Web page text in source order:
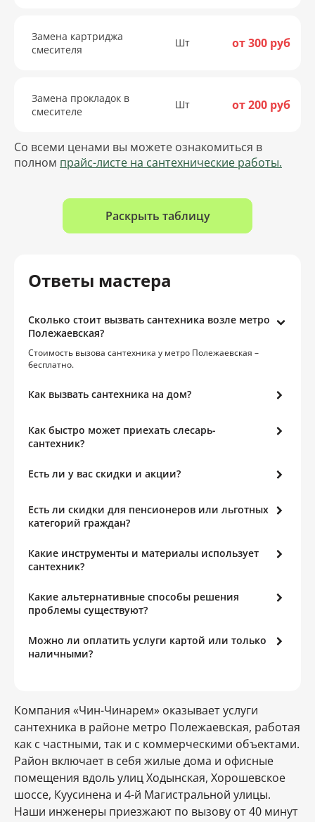
Замена картриджа
смесителя
Шт от 300 руб
Замена прокладок в
смесителе
Шт от 200 руб
Со всеми ценами вы можете ознакомиться в
полном прайс-листе на сантехнические работы.
Раскрыть таблицу
Компания «Чин-Чинарем» оказывает услуги
сантехника в районе метро Полежаевская, работая
как с частными, так и с коммерческими объектами.
Район включает в себя жилые дома и офисные
помещения вдоль улиц Ходынская, Хорошевское
шоссе, Куусинена и 4-й Магистральной улицы.
Наши инженеры приезжают по вызову от 40 минут
Ответы мастера
Сколько стоит вызвать сантехника возле метро
Полежаевская?
Стоимость вызова сантехника у метро Полежаевская –
бесплатно.
Как вызвать сантехника на дом?
Как быстро может приехать слесарь-
сантехник?
Есть ли у вас скидки и акции?
Есть ли скидки для пенсионеров или льготных
категорий граждан?
Какие инструменты и материалы использует
сантехник?
Какие альтернативные способы решения
проблемы существуют?
Можно ли оплатить услуги картой или только
наличными?